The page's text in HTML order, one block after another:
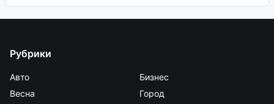
Рубрики
Авто
Бизнес
Весна
Город